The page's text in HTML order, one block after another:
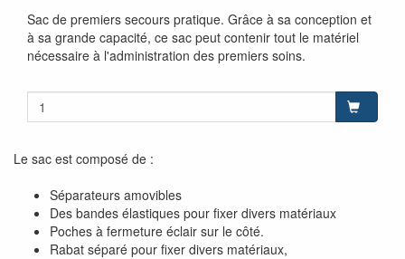
Sac de premiers secours pratique. Grâce à sa conception et
à sa grande capacité, ce sac peut contenir tout le matériel
nécessaire à l'administration des premiers soins.
Le sac est composé de :
Séparateurs amovibles
Des bandes élastiques pour fixer divers matériaux
Poches à fermeture éclair sur le côté.
Rabat séparé pour fixer divers matériaux,